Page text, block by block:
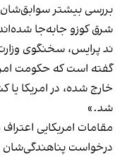
بررسی بیشتر سوابق‌شان
شرق کوزو جابه‌جا
ند پرایس، سخنگوی
گفته است که حکومت
خارج شده، در امریکا
شد.»
مقامات امریکایی
درخواست پناهندگی‌شان